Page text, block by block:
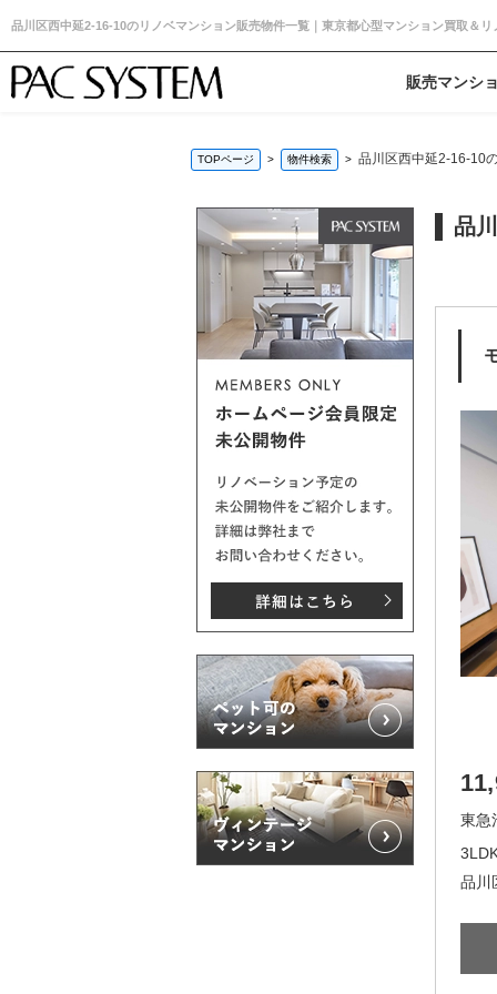
品川区西中延2-16-10のリノベマンション販売物件一覧｜東京都心型マンション買取＆
販売マンシ
TOPページ 物件検索 品川区西中延2-16-10
品
東
品川